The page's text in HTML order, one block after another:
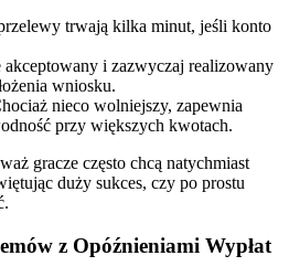
trwają kilka minut, jeśli konto
akceptowany i zazwyczaj realizowany
wniosku.
nieco wolniejszy, zapewnia
przy większych kwotach.
gracze często chcą natychmiast
duży sukces, czy po prostu
z Opóźnieniami Wypłat